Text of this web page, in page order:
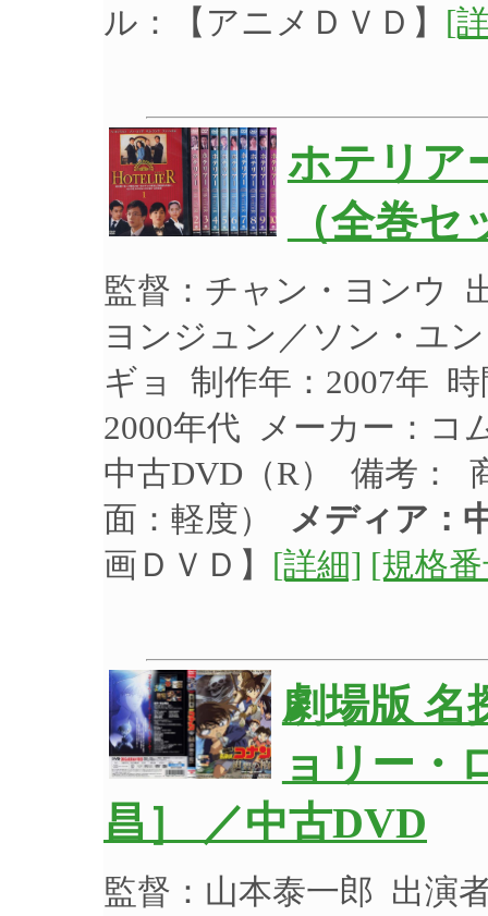
ル：【アニメＤＶＤ】 [
ホテリア
（全巻
監督：チャン・ヨンウ
ヨンジュン／ソン・ユ
ギョ 制作年：2007年
2000年代 メーカー：コ
中古DVD（R） 備考：
面：軽度）
メディア：
画ＤＶＤ】 [詳細] [規格
劇場版 名
ョリー・
昌］ ／中古DVD
監督：山本泰一郎 出演